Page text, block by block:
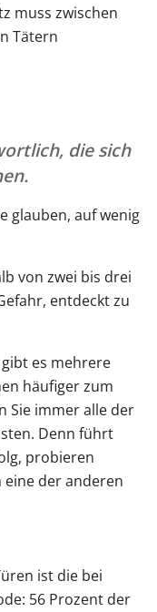
muss zwischen
Tätern
die sich
glauben, auf wenig
von zwei bis drei
entdeckt zu
es mehrere
häufiger zum
Sie immer alle der
Denn führt
probieren
eine der anderen
ist die bei
56 Prozent der